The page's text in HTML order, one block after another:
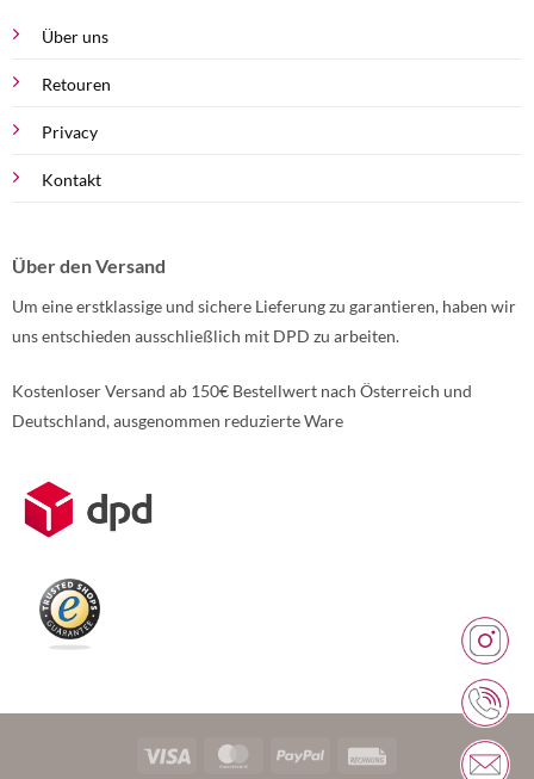
Über uns
Retouren
Privacy
Kontakt
Über den Versand
Um eine erstklassige und sichere Lieferung zu garantieren, haben wir
uns entschieden ausschließlich mit DPD zu arbeiten.
Kostenloser Versand ab 150€ Bestellwert nach Österreich und
Deutschland, ausgenommen reduzierte Ware
Weitere Informationen über den gesperrten Inhalt.
Visa MasterCardPayPal